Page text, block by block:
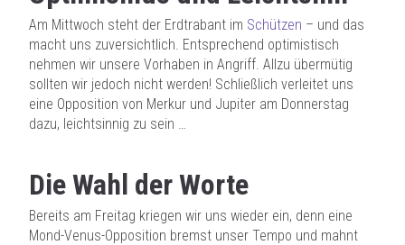
Am Mittwoch steht der Erdtrabant im Schützen – und das
macht uns zuversichtlich. Entsprechend optimistisch
nehmen wir unsere Vorhaben in Angriff. Allzu übermütig
sollten wir jedoch nicht werden! Schließlich verleitet uns
eine Opposition von Merkur und Jupiter am Donnerstag
dazu, leichtsinnig zu sein …
Die Wahl der Worte
Bereits am Freitag kriegen wir uns wieder ein, denn eine
Mond-Venus-Opposition bremst unser Tempo und mahnt